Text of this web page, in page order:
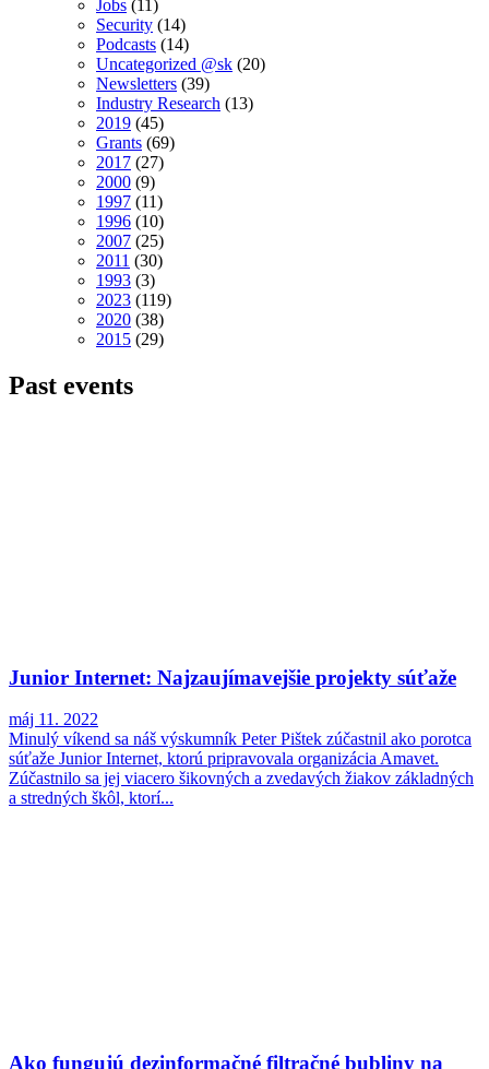
Jobs (11)
Security (14)
Podcasts (14)
Uncategorized @sk (20)
Newsletters (39)
Industry Research (13)
2019 (45)
Grants (69)
2017 (27)
2000 (9)
1997 (11)
1996 (10)
2007 (25)
2011 (30)
1993 (3)
2023 (119)
2020 (38)
2015 (29)
Past events
Junior Internet: Najzaujímavejšie projekty súťaže
máj 11. 2022
Minulý víkend sa náš výskumník Peter Pištek zúčastnil ako porotca
súťaže Junior Internet, ktorú pripravovala organizácia Amavet.
Zúčastnilo sa jej viacero šikovných a zvedavých žiakov základných
a stredných škôl, ktorí...
Ako fungujú dezinformačné filtračné bubliny na